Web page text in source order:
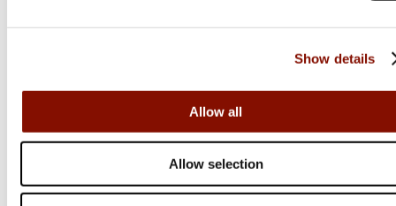
Show details
Allow all
Allow selection
Flera varianter
Online: Få i lager